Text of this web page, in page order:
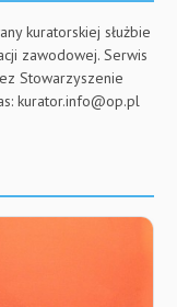
kuratorskiej służbie
zawodowej. Serwis
Stowarzyszenie
kurator.info@op.pl